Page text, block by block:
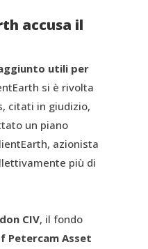
accusa il
utili per
si è rivolta
citati in giudizio,
un piano
azionista
più di
CIV, il fondo
Petercam Asset